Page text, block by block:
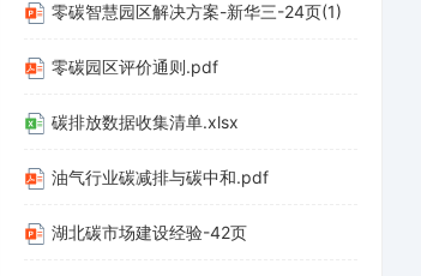
零碳智慧园区解决方案-新华三-24页(1)
零碳园区评价通则.pdf
碳排放数据收集清单.xlsx
油气行业碳减排与碳中和.pdf
湖北碳市场建设经验-42页